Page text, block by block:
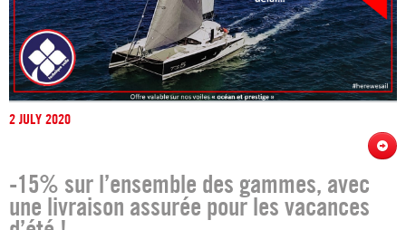
2 JULY 2020
-15% sur l’ensemble des gammes, avec
une livraison assurée pour les vacances